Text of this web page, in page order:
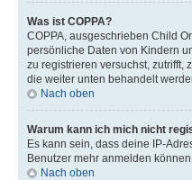
Was ist COPPA?
COPPA, ausgeschrieben Child
persönliche Daten von Kindern
zu registrieren versuchst, zutrifft,
die weiter unten behandelt
Nach oben
Warum kann ich mich nicht
Es kann sein, dass deine IP-
Benutzer mehr anmelden
Nach oben